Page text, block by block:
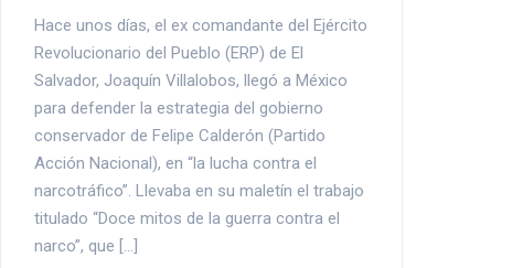
Hace unos días, el ex comandante del Ejército
Revolucionario del Pueblo (ERP) de El
Salvador, Joaquín Villalobos, llegó a México
para defender la estrategia del gobierno
conservador de Felipe Calderón (Partido
Acción Nacional), en “la lucha contra el
narcotráfico”. Llevaba en su maletín el trabajo
titulado “Doce mitos de la guerra contra el
narco”, que […]